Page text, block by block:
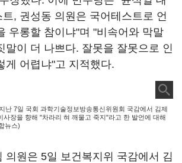
, 권성동 의원은 국어테스트로 언
우롱할 참이냐"며 "비속어와 막말
말이 더 나쁘다. 잘못을 잘못으로 인
게 어렵냐"고 지적했다.
난 7일 국회 과학기술정보방송통신위원회 국감에서 김제
사장을 향해 "차라리 혀 깨물고 죽지"라고 한 발언에 대해
뉴스)
의원은 5일 보건복지위 국감에서 김